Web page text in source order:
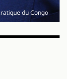
du Congo